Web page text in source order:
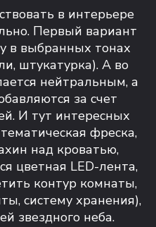
в интерьере
Первый вариант
в выбранных тонах
штукатурка). А во
нейтральным, а
за счет
И тут интересных
фреска,
над кроватью,
цветная LED-лента,
контур комнаты,
систему хранения),
звездного неба.